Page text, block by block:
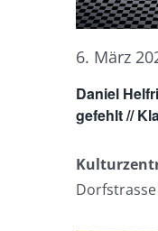
Daniel
gefehlt //
6. März